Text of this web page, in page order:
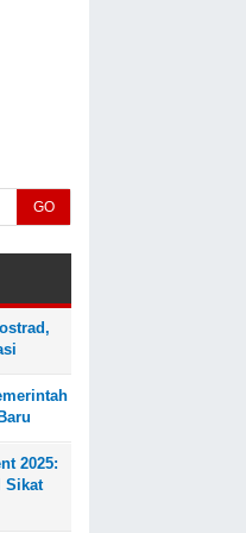
GO
2025:
Sikat